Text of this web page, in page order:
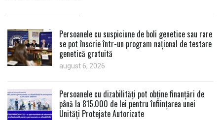
Persoanele cu suspiciune de boli genetice sau rare
se pot înscrie într-un program național de testare
genetică gratuită
august 6, 2026
Persoanele cu dizabilități pot obține finanțări de
până la 815.000 de lei pentru înființarea unei
Unități Protejate Autorizate